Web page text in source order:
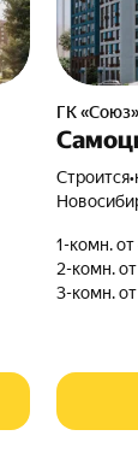
ГК «Союз»
Строится•
1-комн. от
2-комн.
3-комн.